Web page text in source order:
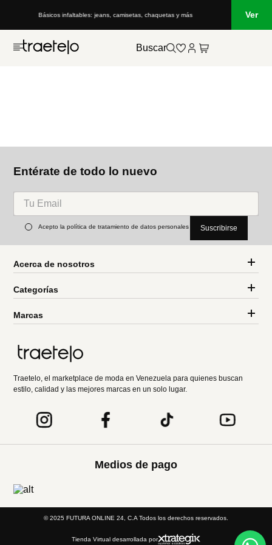
Básicos infaltables: jeans, camisetas, chaquetas y más Ver
Buscar
Entérate de todo lo nuevo
Acepto la política de tratamiento de datos personales Suscribirse
Acerca de nosotros
Categorías
Marcas
Traetelo, el marketplace de moda en Venezuela para quienes buscan
estilo, calidad y las mejores marcas en un solo lugar.
Medios de pago
© 2025 FUTURA ONLINE 24, C.A Todos los derechos reservados.
Tienda Virtual desarrollada por